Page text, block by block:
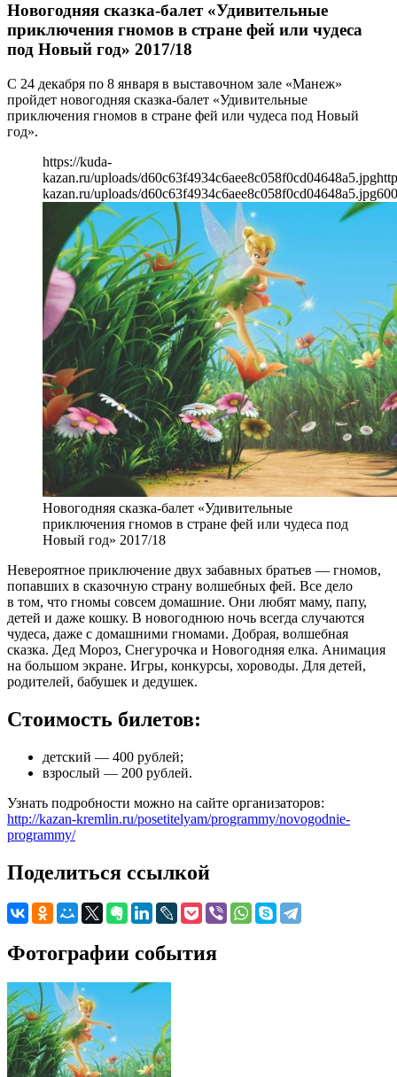
Новогодняя сказка-балет «Удивительные
приключения гномов в стране фей или чудеса
под Новый год» 2017/18
С 24 декабря по 8 января в выставочном зале «Манеж»
пройдет новогодняя сказка-балет «Удивительные
приключения гномов в стране фей или чудеса под Новый
год».
https://kuda-
kazan.ru/uploads/d60c63f4934c6aee8c058f0cd04648a5.jpg
kazan.ru/uploads/d60c63f4934c6aee8c058f0cd04648a5.jpg600
Новогодняя сказка-балет «Удивительные
приключения гномов в стране фей или чудеса под
Новый год» 2017/18
Невероятное приключение двух забавных братьев — гномов,
попавших в сказочную страну волшебных фей. Все дело
в том, что гномы совсем домашние. Они любят маму, папу,
детей и даже кошку. В новогоднюю ночь всегда случаются
чудеса, даже с домашними гномами. Добрая, волшебная
сказка. Дед Мороз, Снегурочка и Новогодняя елка. Анимация
на большом экране. Игры, конкурсы, хороводы. Для детей,
родителей, бабушек и дедушек.
Стоимость билетов:
детский — 400 рублей;
взрослый — 200 рублей.
Узнать подробности можно на сайте организаторов:
http://kazan-kremlin.ru/posetitelyam/programmy/novogodnie-
programmy/
Поделиться ссылкой
Фотографии события